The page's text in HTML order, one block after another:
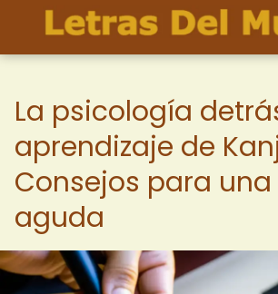
La psicología
aprendizaje de
Consejos para
aguda